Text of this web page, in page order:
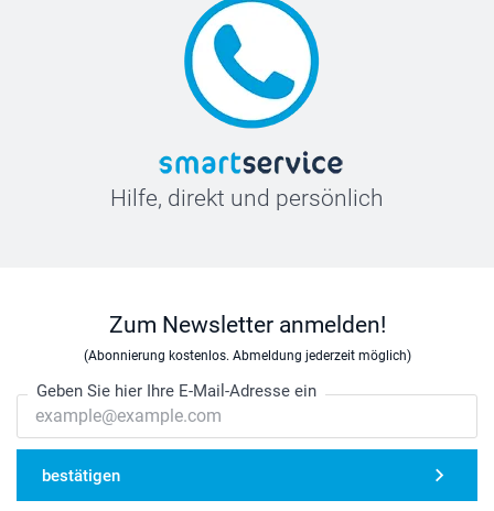
Hilfe, direkt und persönlich
Zum Newsletter anmelden!
(Abonnierung kostenlos. Abmeldung jederzeit möglich)
Geben Sie hier Ihre E-Mail-Adresse ein
bestätigen